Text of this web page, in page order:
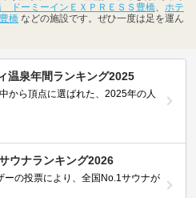
ーミーインＥＸＰＲＥＳＳ豊橋
ホテ
橋 などの施設です。ぜひ一度は足を運ん
温泉年間ランキング2025
から頂点に選ばれた、2025年の人
ウナランキング2026
ーの投票により、全国No.1サウナが